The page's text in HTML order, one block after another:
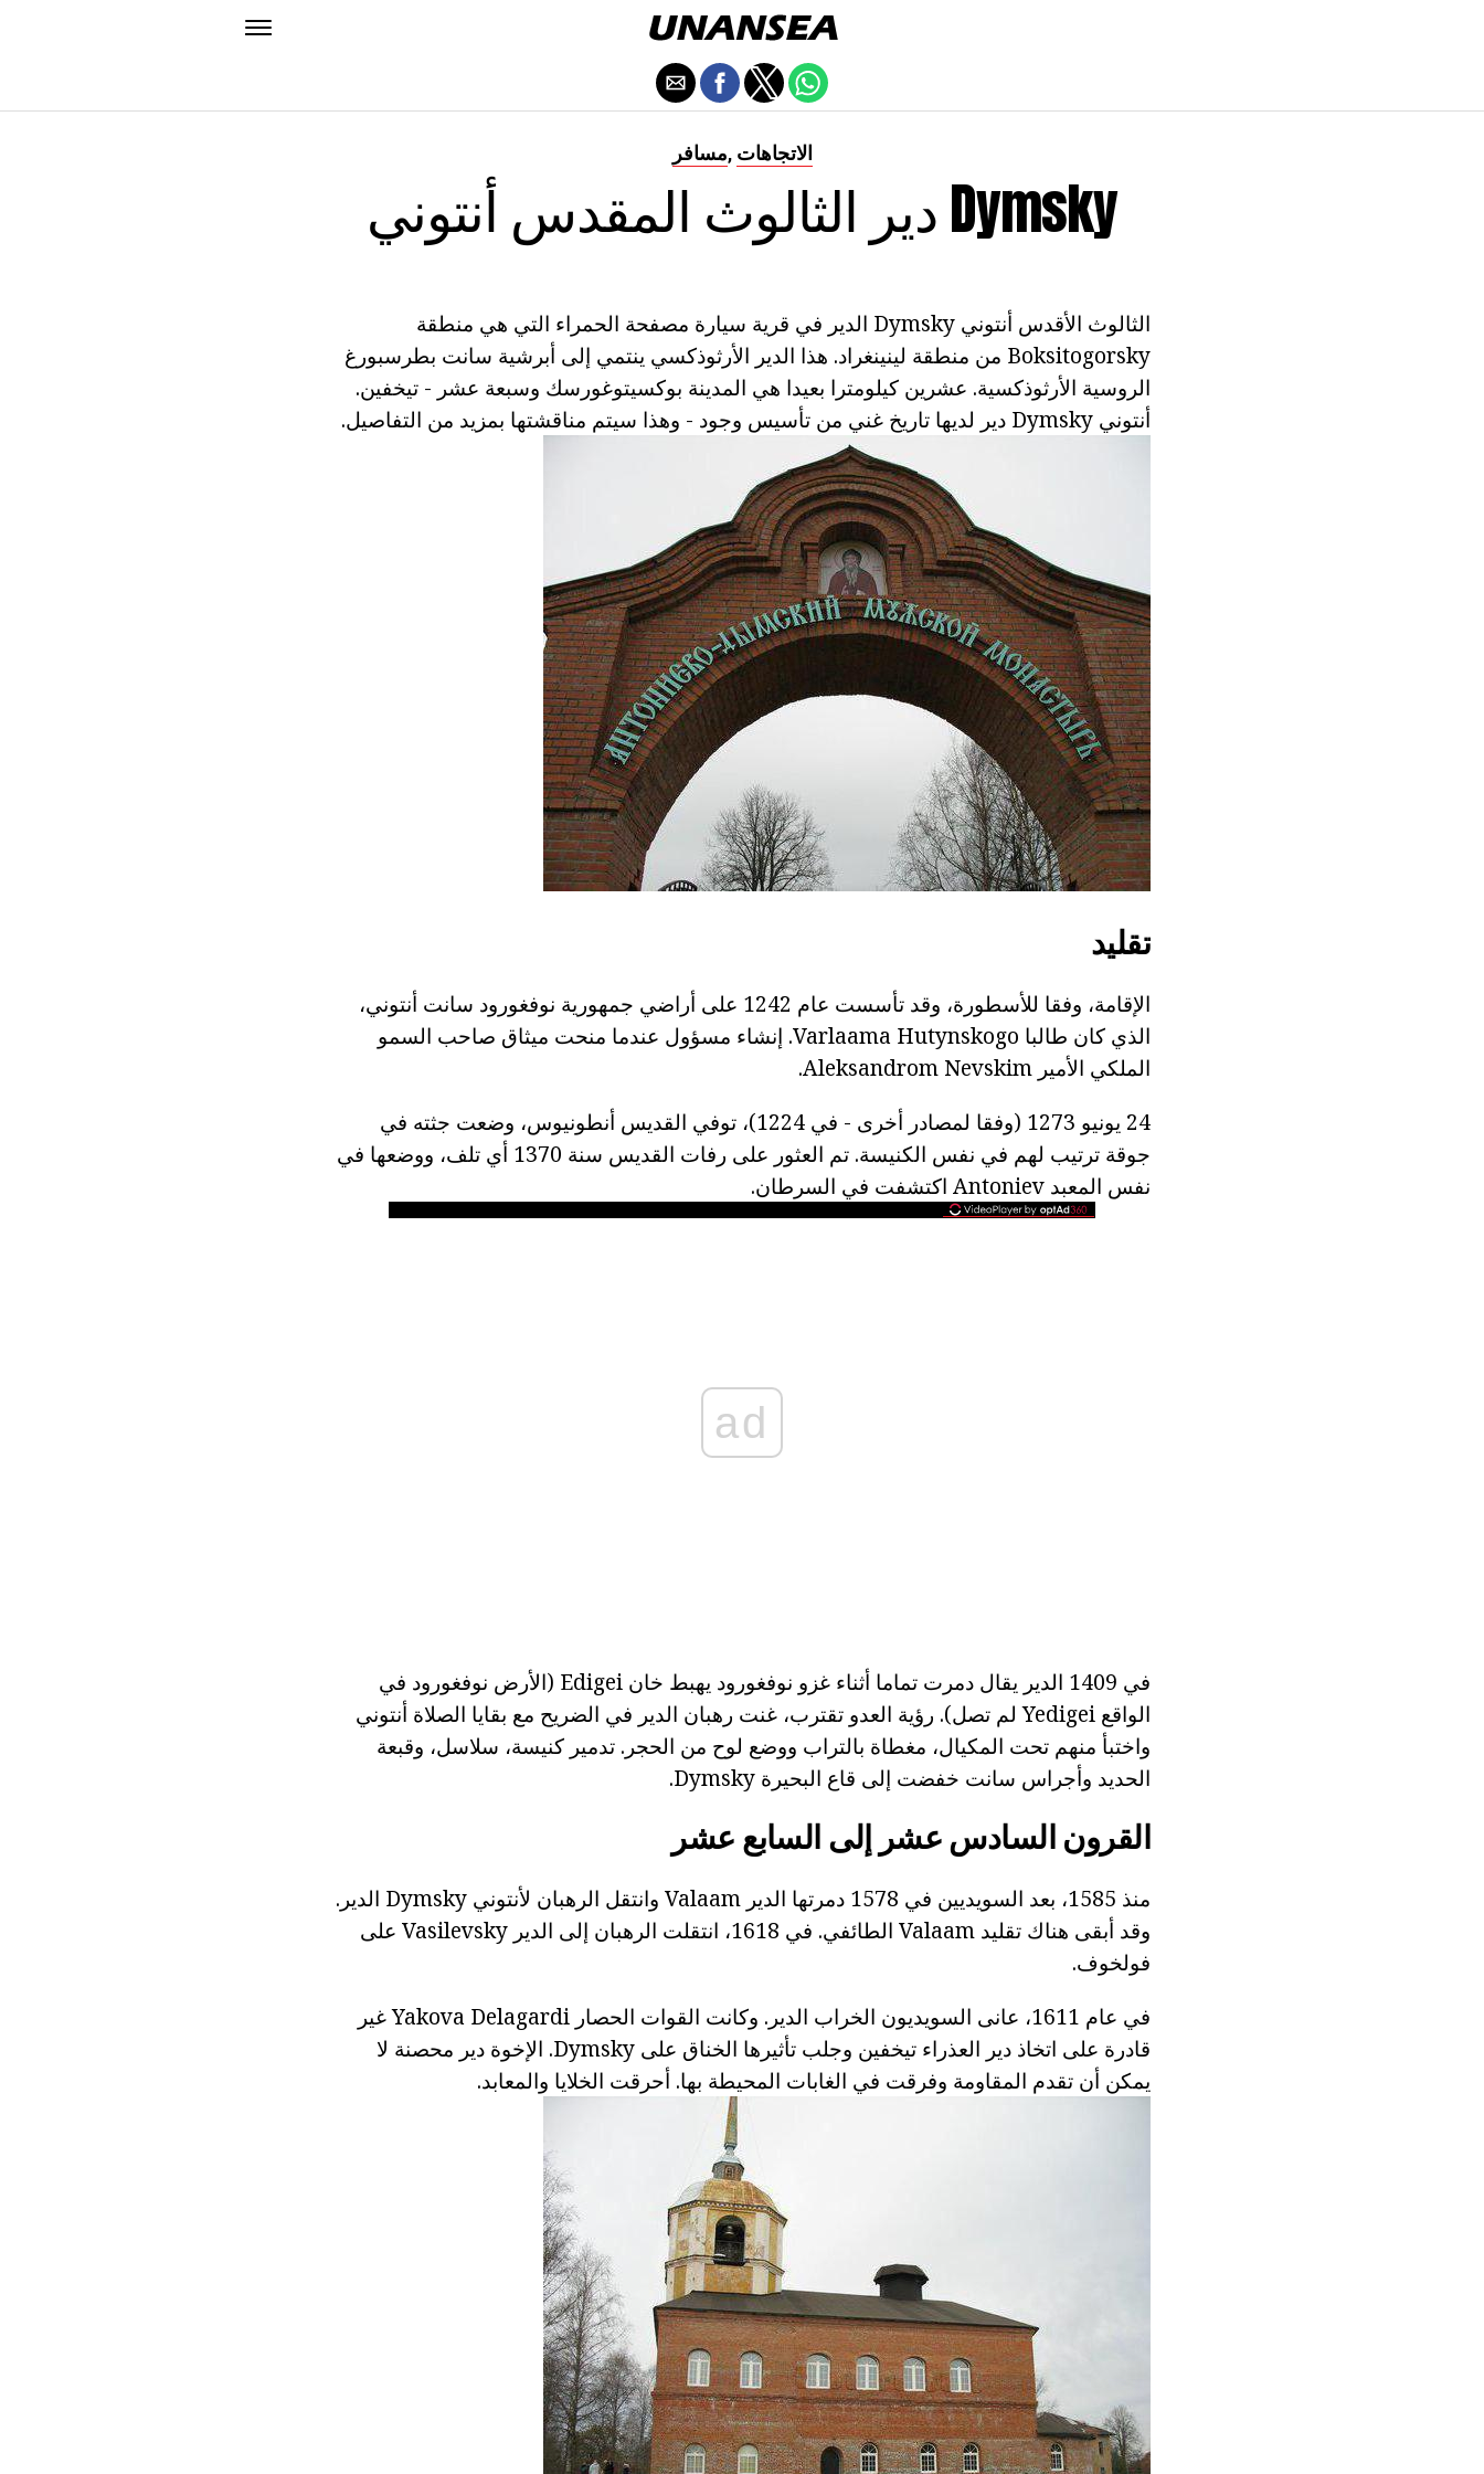
مسافر, الاتجاهات
دير الثالوث المقدس أنتوني Dymsky
الثالوث الأقدس أنتوني Dymsky الدير في قرية سيارة مصفحة الحمراء التي هي منطقة
Boksitogorsky من منطقة لينينغراد. هذا الدير الأرثوذكسي ينتمي إلى أبرشية سانت بطرسبورغ
الروسية الأرثوذكسية. عشرين كيلومترا بعيدا هي المدينة بوكسيتوغورسك وسبعة عشر - تيخفين.
أنتوني Dymsky دير لديها تاريخ غني من تأسيس وجود - وهذا سيتم مناقشتها بمزيد من التفاصيل.
تقليد
الإقامة، وفقا للأسطورة، وقد تأسست عام 1242 على أراضي جمهورية نوفغورود سانت أنتوني،
الذي كان طالبا Varlaama Hutynskogo. إنشاء مسؤول عندما منحت ميثاق صاحب السمو
الملكي الأمير Aleksandrom Nevskim.
24 يونيو 1273 (وفقا لمصادر أخرى - في 1224)، توفي القديس أنطونيوس، وضعت جثته في
جوقة ترتيب لهم في نفس الكنيسة. تم العثور على رفات القديس سنة 1370 أي تلف، ووضعها في
نفس المعبد Antoniev اكتشفت في السرطان.
ad
في 1409 الدير يقال دمرت تماما أثناء غزو نوفغورود يهبط خان Edigei (الأرض نوفغورود في
الواقع Yedigei لم تصل). رؤية العدو تقترب، غنت رهبان الدير في الضريح مع بقايا الصلاة أنتوني
واختبأ منهم تحت المكيال، مغطاة بالتراب ووضع لوح من الحجر. تدمير كنيسة، سلاسل، وقبعة
الحديد وأجراس سانت خفضت إلى قاع البحيرة Dymsky.
القرون السادس عشر إلى السابع عشر
منذ 1585، بعد السويديين في 1578 دمرتها الدير Valaam وانتقل الرهبان لأنتوني Dymsky الدير.
وقد أبقى هناك تقليد Valaam الطائفي. في 1618، انتقلت الرهبان إلى الدير Vasilevsky على
فولخوف.
في عام 1611، عانى السويديون الخراب الدير. وكانت القوات الحصار Yakova Delagardi غير
قادرة على اتخاذ دير العذراء تيخفين وجلب تأثيرها الخناق على Dymsky. الإخوة دير محصنة لا
يمكن أن تقدم المقاومة وفرقت في الغابات المحيطة بها. أحرقت الخلايا والمعابد.